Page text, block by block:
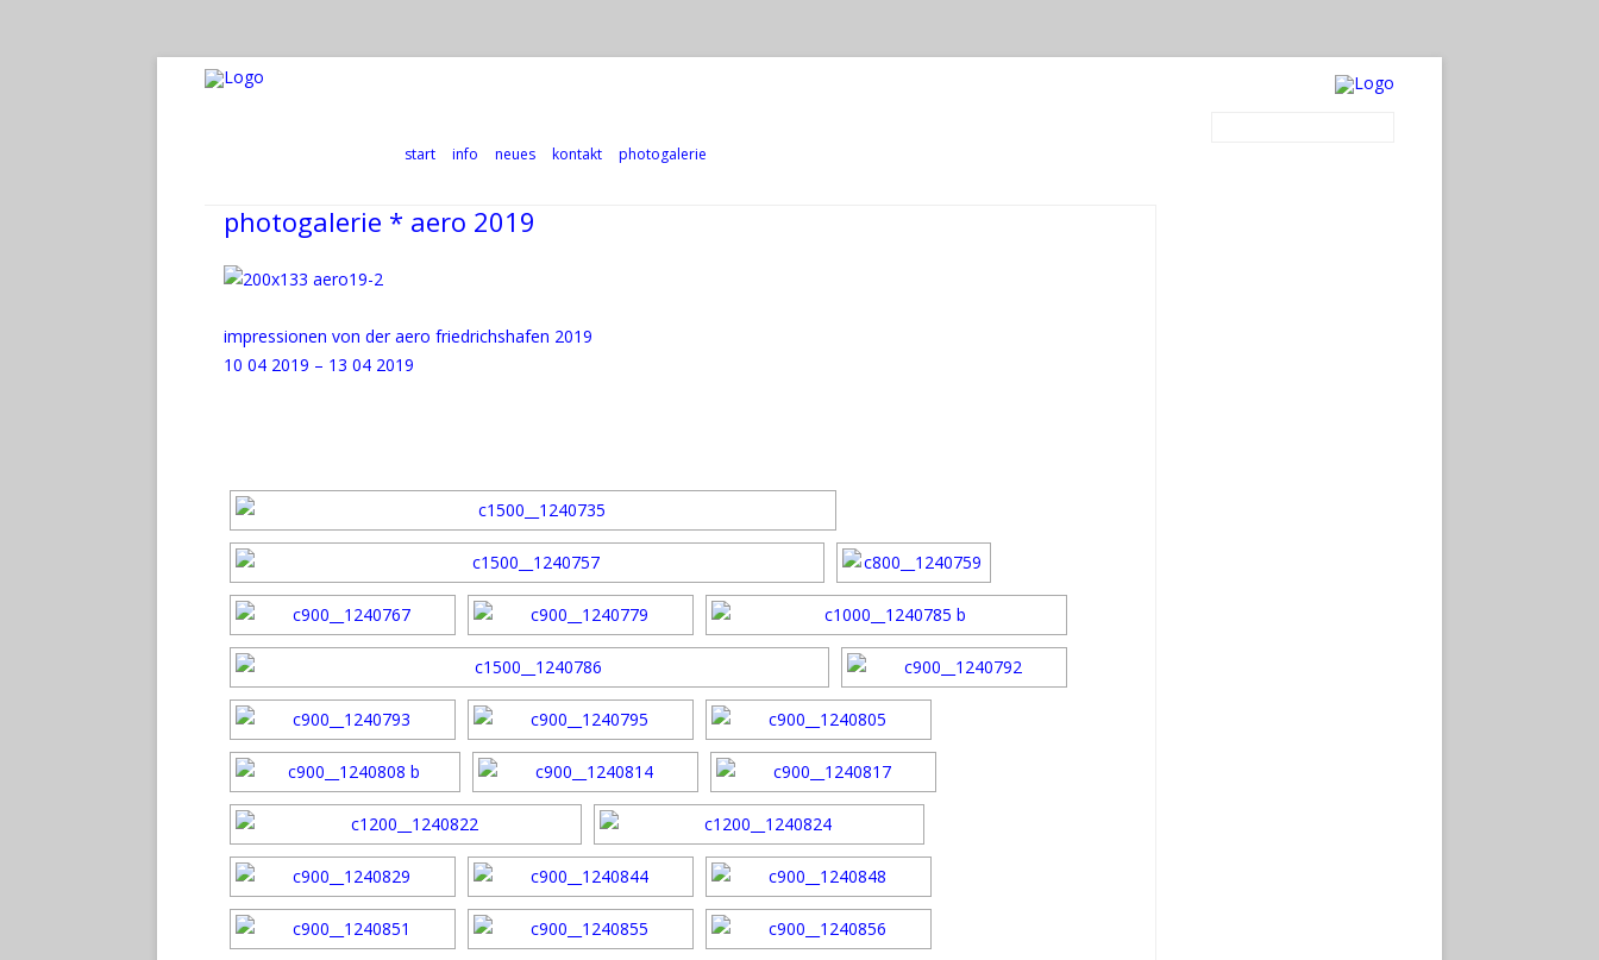
Zum Inhalt springen
start info neues kontakt photogalerie
photogalerie * aero 2019
impressionen von der aero friedrichshafen 2019
10 04 2019 – 13 04 2019